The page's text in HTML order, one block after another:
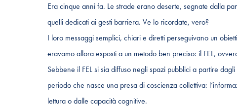
Era cinque anni fa. Le strade erano deserte, segnate dalla
quelli dedicati ai gesti barriera. Ve lo ricordate, vero?
I loro messaggi semplici, chiari e diretti perseguivano un
eravamo allora esposti a un metodo ben preciso: il FEL,
Sebbene il FEL si sia diffuso negli spazi pubblici a partire
periodo che nasce una presa di coscienza collettiva:
lettura o dalle capacità cognitive.